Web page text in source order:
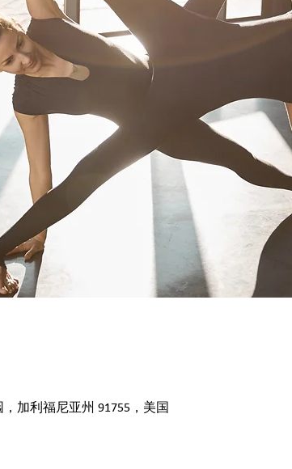
加利福尼亚州 91755，美国